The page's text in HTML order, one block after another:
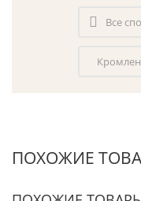
Все
ПОХОЖИЕ